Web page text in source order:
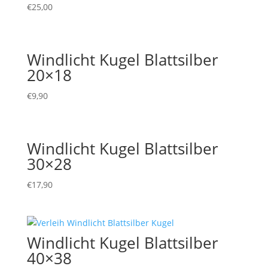
€25,00
Windlicht Kugel Blattsilber
20×18
€9,90
Windlicht Kugel Blattsilber
30×28
€17,90
Windlicht Kugel Blattsilber
40×38